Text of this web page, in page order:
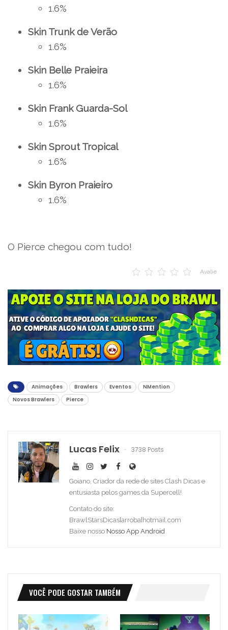
1.6%
Skin Trunk de Verão
1.6%
Skin Belle Praieira
1.6%
Skin Frank Guarda-Sol
1.6%
Skin Sprout Tropical
1.6%
Skin Byron Praieiro
1.6%
O Pierce chegou com tudo!
Avalie
Animações Brawlers Eventos
NMention
Novos Brawlers
Pierce
Lucas Felix 3738 Posts
Goiano, Criador da rede de sites Clash Dicas e
entusiasta pelos games da Supercell!
Contato do site:
BrawlStarsDicas[arroba]hotmail.com
Baixe nosso Nosso App Android
VOCÊ PODE GOSTAR TAMBÉM